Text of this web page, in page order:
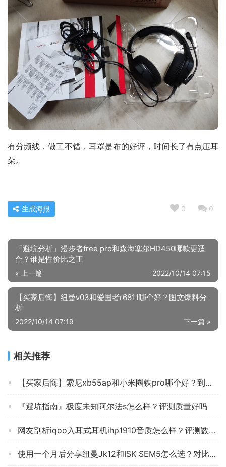
有分频线，做工不错，耳罩是布的好评，时间长了有点压耳
朵。
0 0
生成海报
「避坑分析」漫步者free pro和森海塞尔HD450哪款更适
合？谁是性价比之王
« 上一篇 2022/10/14 07:15
【买家后悔】纽曼v03和爱国者r6811哪个好？图文爆料分
析
下一篇 »
2022/10/14 07:19
相关推荐
【买家后悔】索尼xb55ap和小米圈铁pro哪个好？到底要怎么选择
『避坑指南』极度未知阿尔法s怎么样？评测质量好吗
网友剖析iqoo入耳式耳机ihp1910音质怎么样？评测数据如何
使用一个月后分享纽曼Jk12和ISK SEM5怎么选？对比哪款性价比更高